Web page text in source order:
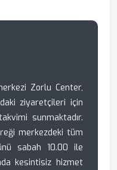
Zorlu Center,
ziyaretçileri için
sunmaktadır.
merkezdeki tüm
sabah 10.00 ile
kesintisiz hizmet